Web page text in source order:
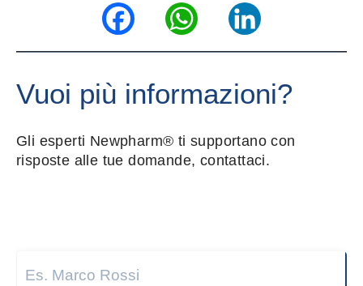
FacebookWhatsAppLinkedIn
Vuoi più informazioni?
Gli esperti Newpharm® ti supportano con
risposte alle tue domande, contattaci.